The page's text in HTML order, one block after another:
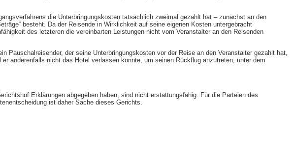
die Unterbringungskosten tatsächlich zweimal gezahlt hat – zunächst an den
besteht. Da der Reisende in Wirklichkeit auf seine eigenen Kosten untergebracht
des letzteren die vereinbarten Leistungen nicht vom Veranstalter an den Reisenden
Pauschalreisender, der seine Unterbringungskosten vor der Reise an den Veranstalter gezahlt hat,
anderenfalls nicht das Hotel verlassen könnte, um seinen Rückflug anzutreten, unter dem
Erklärungen abgegeben haben, sind nicht erstattungsfähig. Für die Parteien des
ist daher Sache dieses Gerichts.